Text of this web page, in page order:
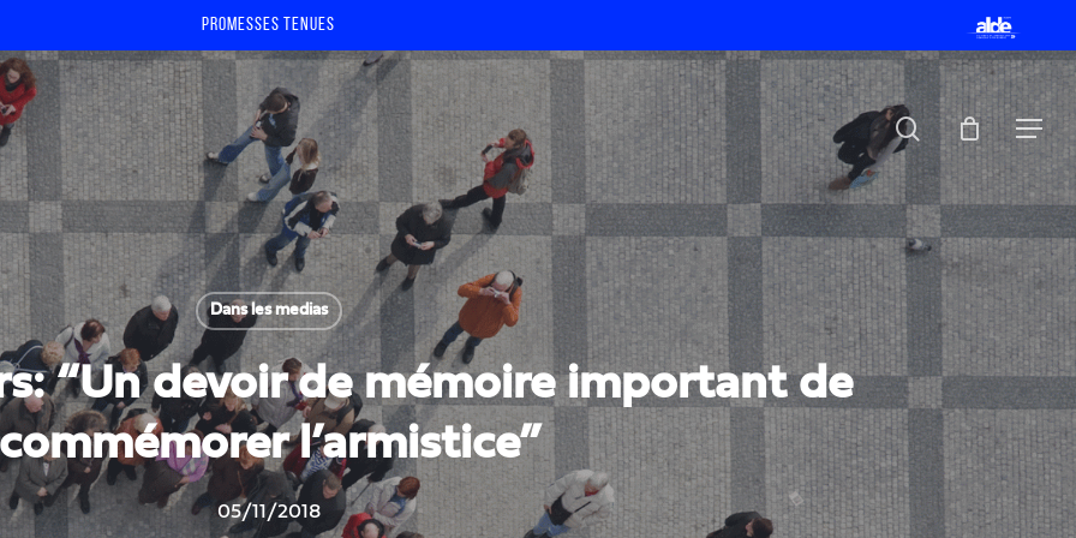
ALDE
Promesses tenues
Menu
search
Dans les medias
“Un devoir de mémoire important de
l’armistice”
05/11/2018